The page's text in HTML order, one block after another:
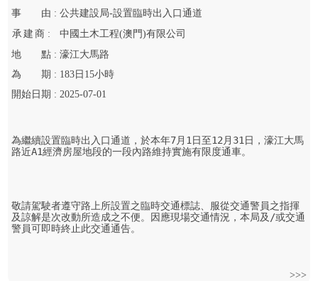
事
由 :公共建設局-設置臨時出入口通道
承建 商 :
中國土木工程(澳門)有限公司
地
點 :濠江大馬路
為
期 : 183 日 15小時
開始 日期 :2025-07-01
為繼續設置臨時出入口通道，於本年7月1日至12月31日，濠江大馬
路近A1經濟房屋地段的一段內路維持實施有限度通車。
敬請駕駛者遵守路上所設置之臨時交通標誌、服從交通警員之指揮
及諒解是次改動所造成之不便。因應現場交通情況，本局及/或交通
警員可即時終止此交通通告。
>>>